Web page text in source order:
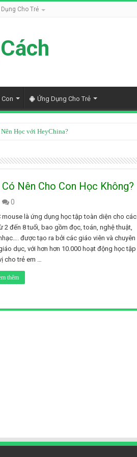
Dụng Cho Trẻ
Ứng Dụng Cho Trẻ
Học với HeyChina?
Nên Cho Con Học Không?
0
mouse là ứng dụng học tập toàn diện cho các
2 đến 8 tuổi, bao gồm đọc, toán, nghệ thuật,
được tạo ra bởi các giáo viên và chuyên
dục, với hơn hơn 10.000 hoạt động học tập
cho trẻ em …
thêm